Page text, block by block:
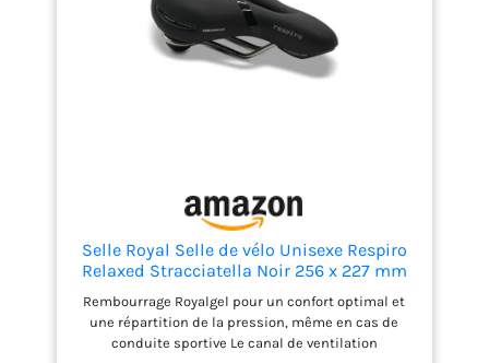
Selle Royal Selle de vélo Unisexe Respiro
Relaxed Stracciatella Noir 256 x 227 mm
Rembourrage Royalgel pour un confort optimal et
une répartition de la pression, même en cas de
conduite sportive Le canal de ventilation